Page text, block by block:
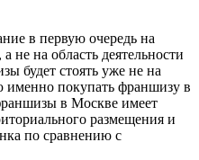
в первую очередь на
не на область деятельности
будет стоять уже не на
именно покупать франшизу в
в Москве имеет
размещения и
по сравнению с